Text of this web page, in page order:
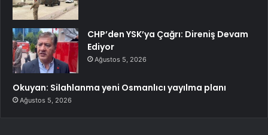
CHP’den YSK’ya Çağrı: Direniş Devam
Ediyor
Ağustos 5, 2026
Okuyan: Silahlanma yeni Osmanlıcı yayılma planı
Ağustos 5, 2026